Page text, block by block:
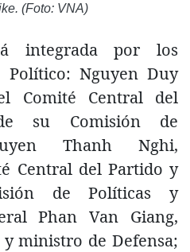
(Foto: VNA)
integrada por los
Nguyen Duy
Comité Central del
su Comisión de
Thanh Nghi,
Central del Partido y
de Políticas y
Phan Van Giang,
ministro de Defensa;